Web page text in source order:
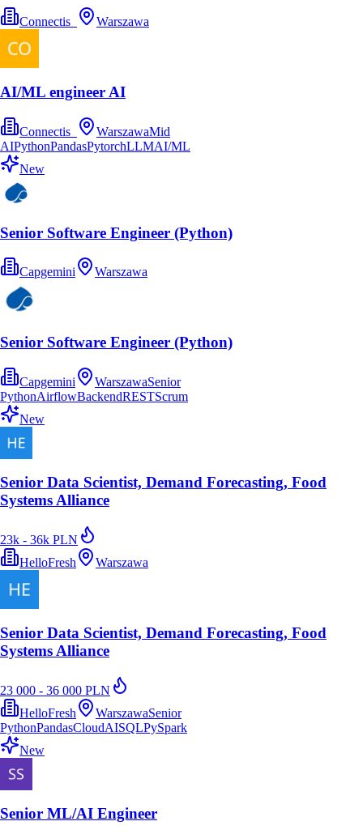
Connectis_ Warszawa
AI/ML engineer AI
Connectis_ WarszawaMid
AIPythonPandasPytorchLLMAI/ML
New
Senior Software Engineer (Python)
Capgemini Warszawa
Senior Software Engineer (Python)
Capgemini WarszawaSenior
PythonAirflowBackendRESTScrum
New
Senior Data Scientist, Demand Forecasting, Food
Systems Alliance
23k - 36k PLN
HelloFresh
Warszawa
Senior Data Scientist, Demand Forecasting, Food
Systems Alliance
23 000 - 36 000 PLN
HelloFresh
WarszawaSenior
PythonPandasCloudAISQLPySpark
New
Senior ML/AI Engineer